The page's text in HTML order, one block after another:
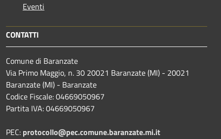
Eventi
CONTATTI
Comune di Baranzate
Via Primo Maggio, n. 30 20021 Baranzate (MI) - 20021
Baranzate (MI) - Baranzate
Codice Fiscale: 04669050967
Partita IVA: 04669050967
PEC: protocollo@pec.comune.baranzate.mi.it